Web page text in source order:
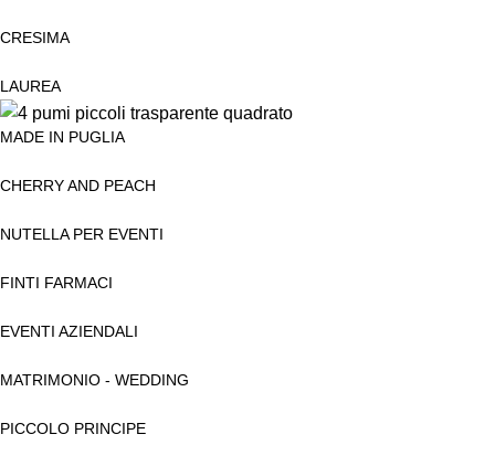
CRESIMA
LAUREA
MADE IN PUGLIA
CHERRY AND PEACH
NUTELLA PER EVENTI
FINTI FARMACI
EVENTI AZIENDALI
MATRIMONIO - WEDDING
PICCOLO PRINCIPE